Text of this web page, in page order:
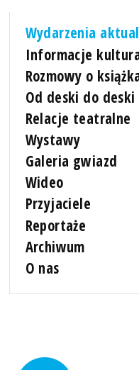
Wydarzenia
Informacje
Rozmowy o
Od deski do
Relacje teatralne
Wystawy
Galeria gwiazd
Wideo
Przyjaciele
Reportaże
Archiwum
O nas